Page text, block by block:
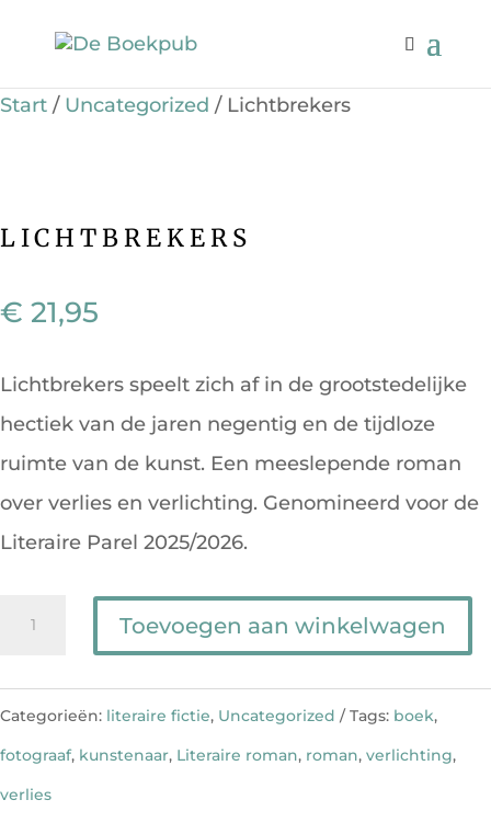
Start / Uncategorized / Lichtbrekers
LICHTBREKERS
€ 21,95
Lichtbrekers speelt zich af in de grootstedelijke
hectiek van de jaren negentig en de tijdloze
ruimte van de kunst. Een meeslepende roman
over verlies en verlichting. Genomineerd voor de
Literaire Parel 2025/2026.
LichtbrekersToevoegen aan winkelwagen
Categorieën: literaire fictie, Uncategorized Tags: boek,
fotograaf, kunstenaar, Literaire roman, roman, verlichting,
verlies